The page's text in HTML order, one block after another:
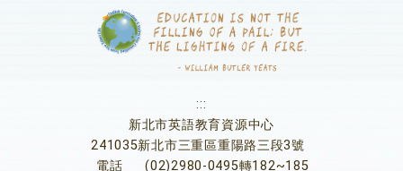
:::
新北市英語教育資源中心
241035新北市三重區重陽路三段3號
電話
(02)2980-0495轉182~185